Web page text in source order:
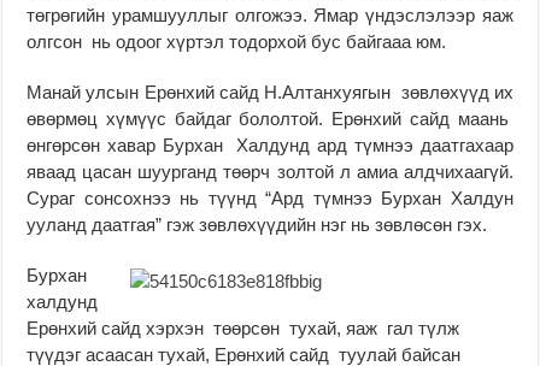
төгрөгийн урамшууллыг олгожээ. Ямар үндэслэлээр яаж
олгсон нь одоог хүртэл тодорхой бус байгааа юм.
Манай улсын Ерөнхий сайд Н.Алтанхуягын зөвлөхүүд их
өвөрмөц хүмүүс байдаг бололтой. Ерөнхий сайд маань
өнгөрсөн хавар Бурхан Халдунд ард түмнээ даатгахаар
яваад цасан шуурганд төөрч золтой л амиа алдчихаагүй.
Сураг сонсохнээ нь түүнд “Ард түмнээ Бурхан Халдун
ууланд даатгая” гэж зөвлөхүүдийн нэг нь зөвлөсөн гэх.
Бурхан
халдунд
Ерөнхий сайд хэрхэн төөрсөн тухай, яаж гал түлж
түүдэг асаасан тухай, Ерөнхий сайд туулай байсан